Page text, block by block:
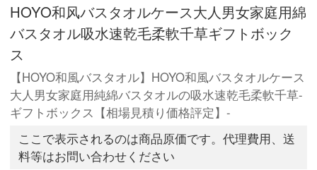
HOYO和风バスタオルケース大人男女家庭用綿
バスタオル吸水速乾毛柔軟千草ギフトボック
ス
【HOYO和風バスタオル】HOYO和風バスタオルケース
大人男女家庭用純綿バスタオルの吸水速乾毛柔軟千草-
ギフトボックス【相場見積り価格評定】-
ここで表示されるのは商品原価です。代理費用、送
料等はお問い合わせください